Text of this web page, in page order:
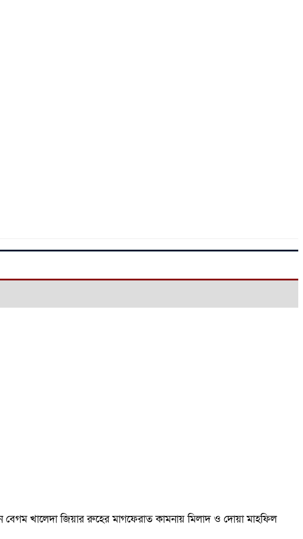
বেগম খালেদা জিয়ার রুহের মাগফেরাত কামনায় মিলাদ ও দোয়া মাহফিল